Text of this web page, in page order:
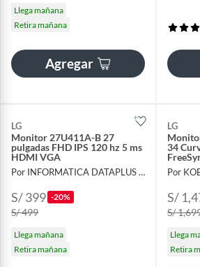
Llega mañana
Retira mañana
Agregar
LG
Monitor 27U411A-B 27
pulgadas FHD IPS 120 hz 5 ms
HDMI VGA
Por INFORMATICA DATAPLUS SAC
S/ 399 -20%
S/ 499
Llega mañana
Retira mañana
LG
34
Por
S/
S/
Llega
Retira